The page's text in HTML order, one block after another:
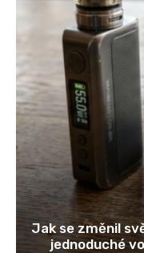
Jak se změnil
jednoduché